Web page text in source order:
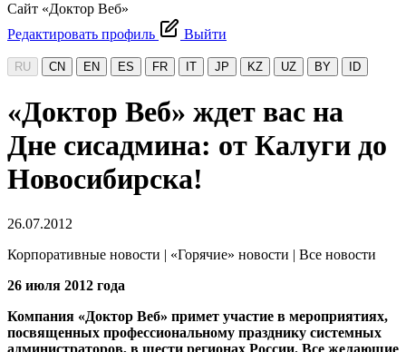
Сайт «Доктор Веб»
Редактировать профиль
Выйти
RU CN EN ES FR IT JP KZ UZ BY ID
«Доктор Веб» ждет вас на
Дне сисадмина: от Калуги до
Новосибирска!
26.07.2012
Корпоративные новости | «Горячие» новости | Все новости
26 июля 2012 года
Компания «Доктор Веб» примет участие в мероприятиях,
посвященных профессиональному празднику системных
администраторов, в шести регионах России. Все желающие